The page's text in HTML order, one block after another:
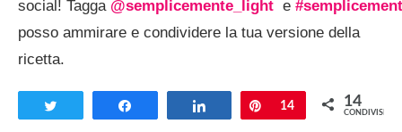
social! Tagga @semplicemente_light e
posso ammirare e condividere la tua versione della
ricetta.
Pin
14 14
CONDIVISIONI